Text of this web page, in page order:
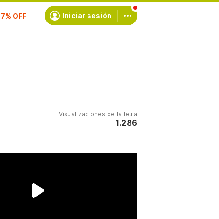
Iniciar sesión
Visualizaciones de la letra
1.286